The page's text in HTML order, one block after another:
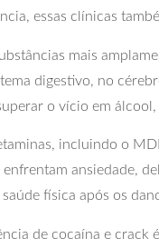
essas clínicas
mais
digestivo, no
o vício em
incluindo o
ansiedade,
física após os
de cocaína e crack